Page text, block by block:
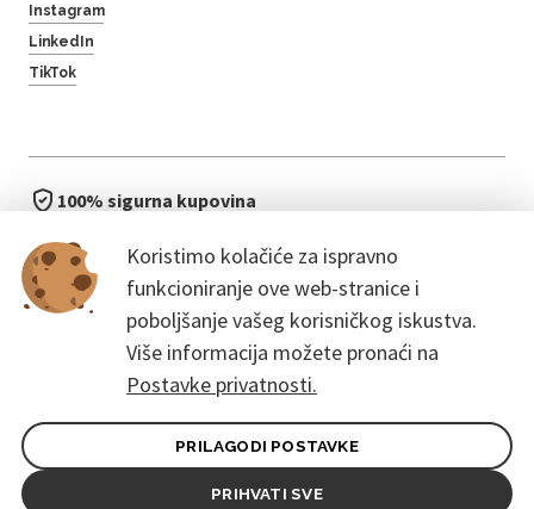
Koristimo kolačiće za ispravno
funkcioniranje ove web-stranice i
poboljšanje vašeg korisničkog iskustva.
Više informacija možete pronaći na
Postavke privatnosti.
PRILAGODI POSTAVKE
PRIHVATI SVE
Instagram
LinkedIn
TikTok
100% sigurna kupovina
bez čekanja u redu
Opći uvjeti ugovora za kupce
Pravila zaštite osobnih podataka